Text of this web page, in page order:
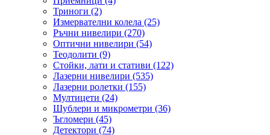
Триноги (2)
Измервателни колела (25)
Ръчни нивелири (270)
Оптични нивелири (54)
Теодолити (9)
Стойки, лати и стативи (122)
Лазерни нивелири (535)
Лазерни ролетки (155)
Мултицети (24)
Шублери и микрометри (36)
Ъгломери (45)
Детектори (74)